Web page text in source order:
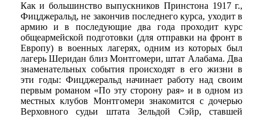
Как и большинство выпускников Принстона 1917 г.,
Фицджеральд, не закончив последнего курса, уходит в
армию и в последующие два года проходит курс
общеармейской подготовки (для отправки на фронт в
Европу) в военных лагерях, одним из которых был
лагерь Шеридан близ Монтгомери, штат Алабама. Два
знаменательных события происходят в его жизни в
эти годы: Фицджеральд начинает работу над своим
первым романом «По эту сторону рая» и в одном из
местных клубов Монтгомери знакомится с дочерью
Верховного судьи штата Зельдой Сэйр, ставшей